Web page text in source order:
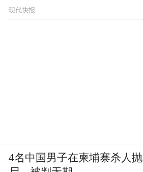
现代快报
4名中国男子在柬埔寨杀人抛